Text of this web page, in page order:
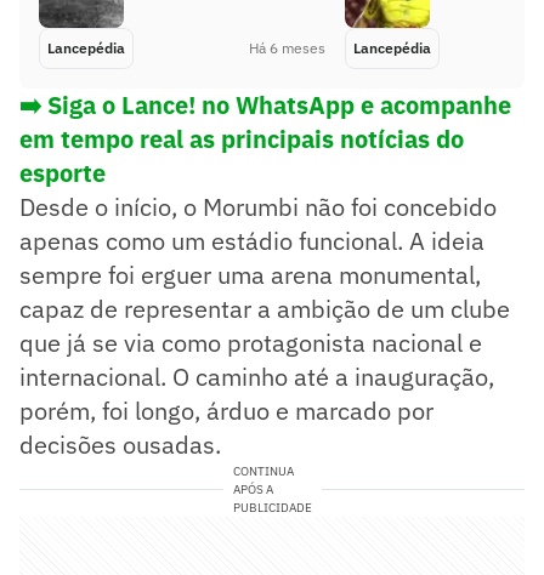
Lancepédia Há 6 meses Lancepédia
➡️ Siga o Lance! no WhatsApp e acompanhe
em tempo real as principais notícias do
esporte
Desde o início, o Morumbi não foi concebido
apenas como um estádio funcional. A ideia
sempre foi erguer uma arena monumental,
capaz de representar a ambição de um clube
que já se via como protagonista nacional e
internacional. O caminho até a inauguração,
porém, foi longo, árduo e marcado por
decisões ousadas.
CONTINUA
APÓS A
PUBLICIDADE